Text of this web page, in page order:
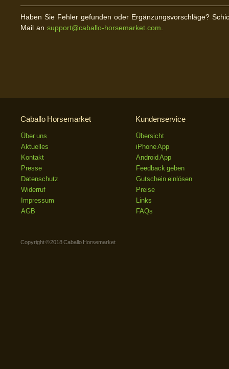
Haben Sie Fehler gefunden oder Ergänzungsvorschläge?
Mail an support@caballo-horsemarket.com.
Caballo Horsemarket
Über uns
Aktuelles
Kontakt
Presse
Datenschutz
Widerruf
Impressum
AGB
Kundenservice
Übersicht
iPhone App
Android App
Feedback geben
Gutschein einlösen
Preise
Links
FAQs
Copyright © 2018 Caballo Horsemarket